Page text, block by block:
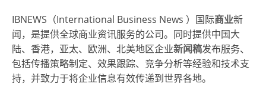
IBNEWS（International Business News ）国际商业新
闻，是提供全球商业资讯服务的公司。同时提供中国大
陆、香港，亚太、欧洲、北美地区企业新闻稿发布服务、
包括传播策略制定、效果跟踪、竞争分析等经验和技术支
持，并致力于将企业信息有效传递到世界各地。